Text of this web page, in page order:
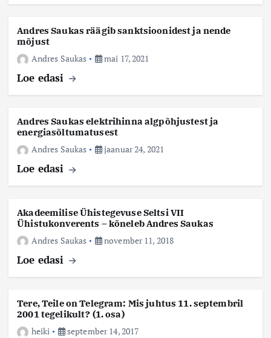
Andres Saukas räägib sanktsioonidest ja nende
mõjust
Andres Saukas
mai 17, 2021
Loe edasi
Andres Saukas elektrihinna algpõhjustest ja
energiasõltumatusest
Andres Saukas
jaanuar 24, 2021
Loe edasi
Akadeemilise Ühistegevuse Seltsi VII
Ühistukonverents – kõneleb Andres Saukas
Andres Saukas
november 11, 2018
Loe edasi
Tere, Teile on Telegram: Mis juhtus 11. septembril
2001 tegelikult? (1. osa)
heiki
september 14, 2017